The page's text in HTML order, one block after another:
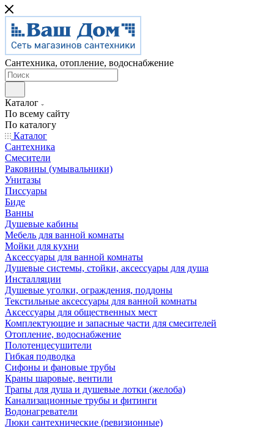
Сантехника, отопление, водоснабжение
Каталог
По всему сайту
По каталогу
Каталог
Сантехника
Смесители
Раковины (умывальники)
Унитазы
Писсуары
Биде
Ванны
Душевые кабины
Мебель для ванной комнаты
Мойки для кухни
Аксессуары для ванной комнаты
Душевые системы, стойки, аксессуары для душа
Инсталляции
Душевые уголки, ограждения, поддоны
Текстильные аксессуары для ванной комнаты
Аксессуары для общественных мест
Комплектующие и запасные части для смесителей
Отопление, водоснабжение
Полотенцесушители
Гибкая подводка
Сифоны и фановые трубы
Краны шаровые, вентили
Трапы для душа и душевые лотки (желоба)
Канализационные трубы и фитинги
Водонагреватели
Люки сантехнические (ревизионные)